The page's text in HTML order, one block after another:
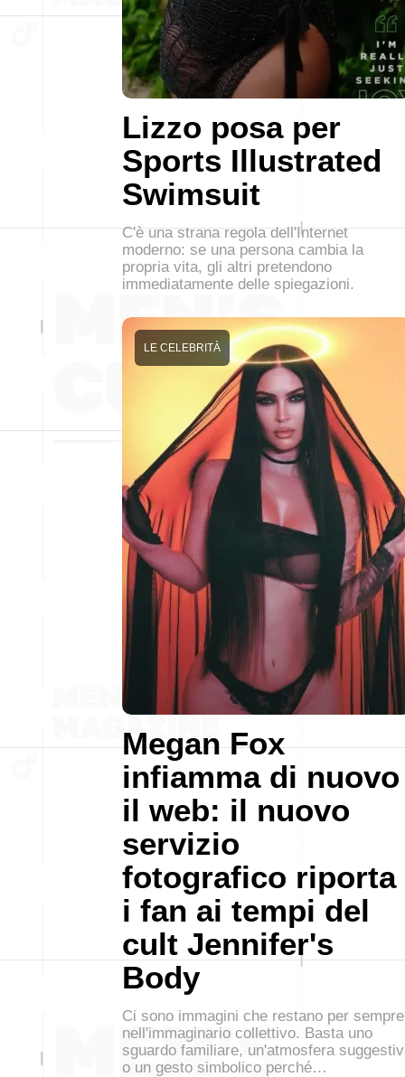
Lizzo posa per
Sports Illustrated
Swimsuit
C'è una strana regola dell'Internet
moderno: se una persona cambia la
propria vita, gli altri pretendono
immediatamente delle spiegazioni.
Megan Fox
infiamma di nuovo
il web: il nuovo
servizio
fotografico riporta
i fan ai tempi del
cult Jennifer's
Body
LE CELEBRITÀ
Ci sono immagini che restano per sempre
nell'immaginario collettivo. Basta uno
sguardo familiare, un'atmosfera
o un gesto simbolico perché…